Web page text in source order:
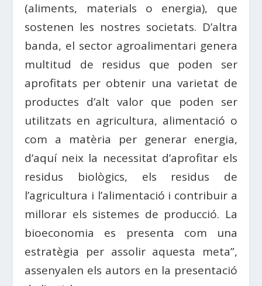
(aliments, materials o energia), que
sostenen les nostres societats. D’altra
banda, el sector agroalimentari genera
multitud de residus que poden ser
aprofitats per obtenir una varietat de
productes d’alt valor que poden ser
utilitzats en agricultura, alimentació o
com a matèria per generar energia,
d’aquí neix la necessitat d’aprofitar els
residus biològics, els residus de
l’agricultura i l’alimentació i contribuir a
millorar els sistemes de producció. La
bioeconomia es presenta com una
estratègia per assolir aquesta meta”,
assenyalen els autors en la presentació